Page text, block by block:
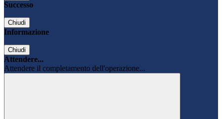
Successo
Chiudi
Informazione
Chiudi
Attendere...
Attendere il completamento dell'operazione...